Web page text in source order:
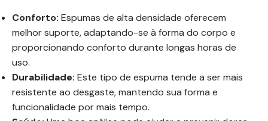
Conforto: Espumas de alta densidade oferecem
melhor suporte, adaptando-se à forma do corpo e
proporcionando conforto durante longas horas de
uso.
Durabilidade: Este tipo de espuma tende a ser mais
resistente ao desgaste, mantendo sua forma e
funcionalidade por mais tempo.